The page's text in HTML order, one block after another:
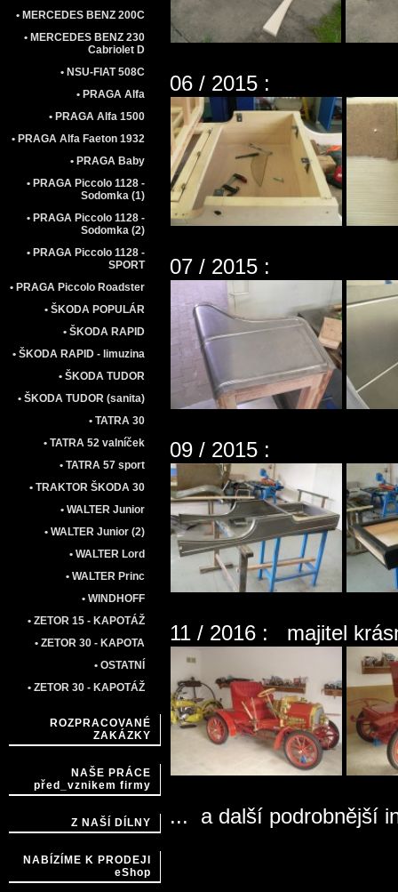
• MERCEDES BENZ 200C
• MERCEDES BENZ 230
Cabriolet D
• NSU-FIAT 508C
• PRAGA Alfa
• PRAGA Alfa 1500
• PRAGA Alfa Faeton 1932
• PRAGA Baby
• PRAGA Piccolo 1128 -
Sodomka (1)
• PRAGA Piccolo 1128 -
Sodomka (2)
• PRAGA Piccolo 1128 -
SPORT
• PRAGA Piccolo Roadster
• ŠKODA POPULÁR
• ŠKODA RAPID
• ŠKODA RAPID - limuzina
• ŠKODA TUDOR
• ŠKODA TUDOR (sanita)
• TATRA 30
• TATRA 52 valníček
• TATRA 57 sport
• TRAKTOR ŠKODA 30
• WALTER Junior
• WALTER Junior (2)
• WALTER Lord
• WALTER Princ
• WINDHOFF
• ZETOR 15 - KAPOTÁŽ
• ZETOR 30 - KAPOTA
• OSTATNÍ
• ZETOR 30 - KAPOTÁŽ
ROZPRACOVANÉ
ZAKÁZKY
NAŠE PRÁCE
před_vznikem firmy
Z NAŠÍ DÍLNY
NABÍZÍME K PRODEJI
eShop
06 / 2015 :
07 / 2015 :
09 / 2015 :
11 / 2016 : majitel
... a další podrobnější